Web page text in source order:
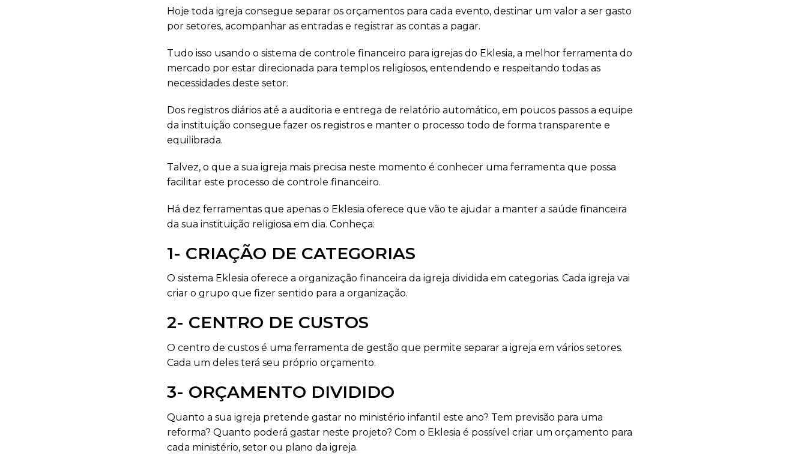
Hoje toda igreja consegue separar os orçamentos para cada evento, destinar um valor a ser gasto
por setores, acompanhar as entradas e registrar as contas a pagar.
Tudo isso usando o sistema de controle financeiro para igrejas do Eklesia, a melhor ferramenta do
mercado por estar direcionada para templos religiosos, entendendo e respeitando todas as
necessidades deste setor.
Dos registros diários até a auditoria e entrega de relatório automático, em poucos passos a equipe
da instituição consegue fazer os registros e manter o processo todo de forma transparente e
equilibrada.
Talvez, o que a sua igreja mais precisa neste momento é conhecer uma ferramenta que possa
facilitar este processo de controle financeiro.
Há dez ferramentas que apenas o Eklesia oferece que vão te ajudar a manter a saúde financeira
da sua instituição religiosa em dia. Conheça:
1- CRIAÇÃO DE CATEGORIAS
O sistema Eklesia oferece a organização financeira da igreja dividida em categorias. Cada igreja vai
criar o grupo que fizer sentido para a organização.
2- CENTRO DE CUSTOS
O centro de custos é uma ferramenta de gestão que permite separar a igreja em vários setores.
Cada um deles terá seu próprio orçamento.
3- ORÇAMENTO DIVIDIDO
Quanto a sua igreja pretende gastar no ministério infantil este ano? Tem previsão para uma
reforma? Quanto poderá gastar neste projeto? Com o Eklesia é possível criar um orçamento para
cada ministério, setor ou plano da igreja.